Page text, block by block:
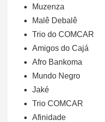
Muzenza
Malê Debalê
Trio do COMCAR
Amigos do Cajá
Afro Bankoma
Mundo Negro
Jaké
Trio COMCAR
Afinidade